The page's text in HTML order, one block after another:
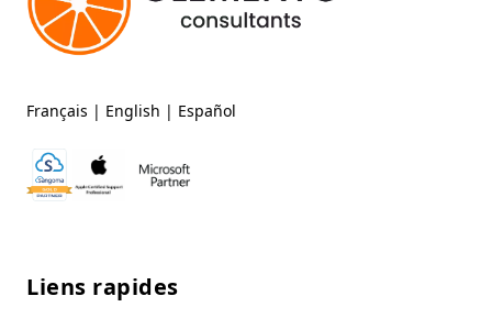
Français | English | Español
Liens rapides